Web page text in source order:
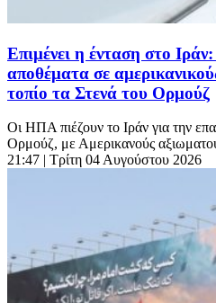
Επιμένει η ένταση στο
αποθέματα σε
τοπίο τα Στενά του Ορμούζ
Οι ΗΠΑ πιέζουν το Ιράν για την
Ορμούζ, με Αμερικανούς
21:47 | Τρίτη 04 Αυγούστου 2026